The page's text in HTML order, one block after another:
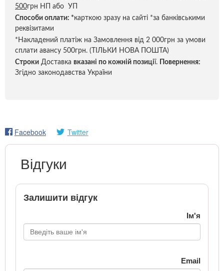
500грн НП або УП
Способи оплати: *карткою зразу на сайті *за банківськими
реквізитами
*Накладений платіж на Замовлення від 2 000грн за умови
сплати авансу 500грн. (ТІЛЬКИ НОВА ПОШТА)
Строки Доставка вказані по кожній позиції.
Повернення:
Згідно законодавства України
Facebook Twitter
Відгуки
Залишити відгук
Ім'я
Email